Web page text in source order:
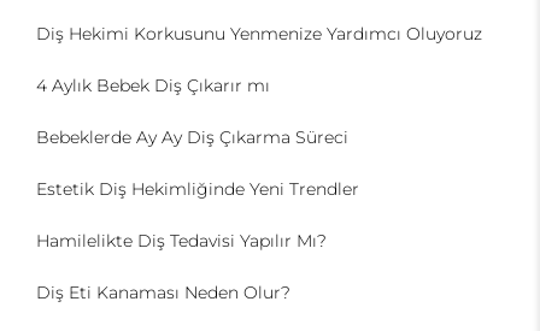
Diş Hekimi Korkusunu Yenmenize Yardımcı Oluyoruz
4 Aylık Bebek Diş Çıkarır mı
Bebeklerde Ay Ay Diş Çıkarma Süreci
Estetik Diş Hekimliğinde Yeni Trendler
Hamilelikte Diş Tedavisi Yapılır Mı?
Diş Eti Kanaması Neden Olur?